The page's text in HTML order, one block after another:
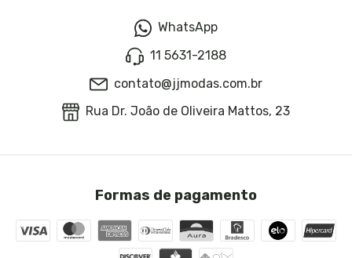
WhatsApp
11 5631-2188
contato@jjmodas.com.br
Rua Dr. João de Oliveira Mattos, 23
Formas de pagamento